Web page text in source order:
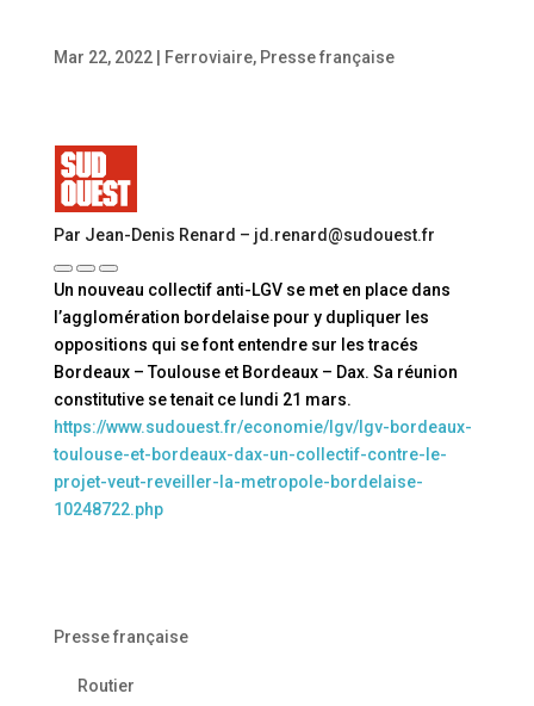
Mar 22, 2022| Ferroviaire, Presse française
Par Jean-Denis Renard – jd.renard@sudouest.fr
Un nouveau collectif anti-LGV se met en place dans
l’agglomération bordelaise pour y dupliquer les
oppositions qui se font entendre sur les tracés
Bordeaux – Toulouse et Bordeaux – Dax. Sa réunion
constitutive se tenait ce lundi 21 mars.
https://www.sudouest.fr/economie/lgv/lgv-bordeaux-
toulouse-et-bordeaux-dax-un-collectif-contre-le-
projet-veut-reveiller-la-metropole-bordelaise-
10248722.php
Presse française
Routier